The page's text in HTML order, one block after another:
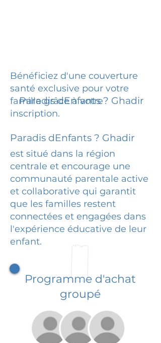
Bénéficiez d'une couverture
santé exclusive pour votre
famille grâce à votre
inscription.
Paradis dEnfants ? Ghadir
Paradis dEnfants ? Ghadir
est situé dans la région
centrale et encourage une
communauté parentale active
et collaborative qui garantit
que les familles restent
connectées et engagées dans
l'expérience éducative de leur
enfant.
Programme d'achat
groupé